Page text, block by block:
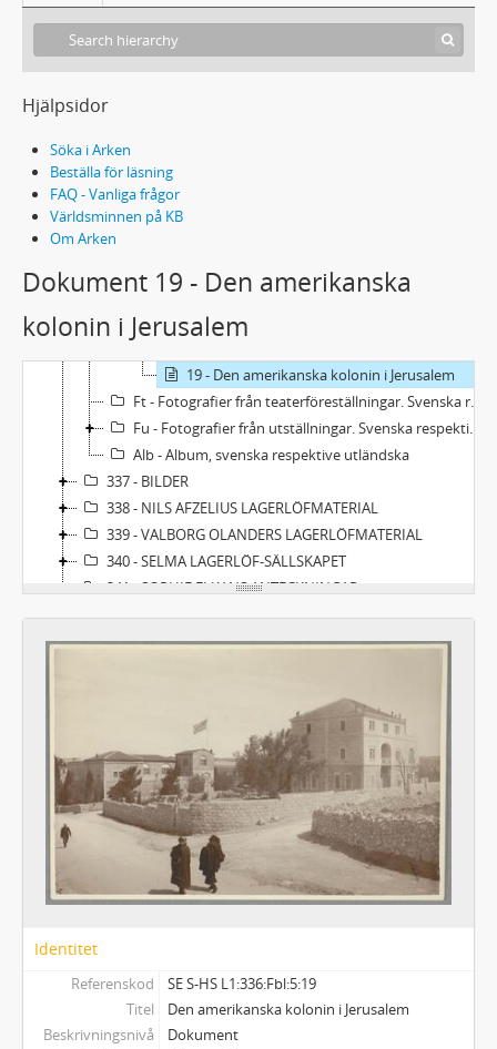
Hjälpsidor
Söka i Arken
Beställa för läsning
FAQ - Vanliga frågor
Världsminnen på KB
Om Arken
Dokument 19 - Den amerikanska
kolonin i Jerusalem
Faes - Fotografier av andra personer, porträtt. Svenska
Faeu - Fotografier av andra personer, porträtt. Utländska
Fou - Orter: Utlandet
Fbl - Fotografier: Blandat, svenska respektive utländska
2 - Diverse fotografier, svenska respektive utländska
3 - Diverse fotografier, svenska respektive utländska
4 - Diverse fotografier, svenska respektive utländska
19 - Den amerikanska kolonin i Jerusalem
Ft - Fotografier från teaterföreställningar. Svenska respektive utländska
Fu - Fotografier från utställningar. Svenska respektive utländska
Alb - Album, svenska respektive utländska
337 - BILDER
338 - NILS AFZELIUS LAGERLÖFMATERIAL
339 - VALBORG OLANDERS LAGERLÖFMATERIAL
340 - SELMA LAGERLÖF-SÄLLSKAPET
341 - SOPHIE ELKANS ANTECKNINGAR
Identitet
Referenskod
SE S-HS L1:336:Fbl:5:19
Titel
Den amerikanska kolonin i Jerusalem
Beskrivningsnivå
Dokument